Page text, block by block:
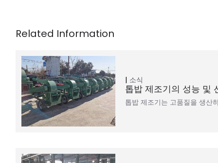
소식
톱밥 제조기의 성능 및
톱밥 제조기는 고품질을 생산